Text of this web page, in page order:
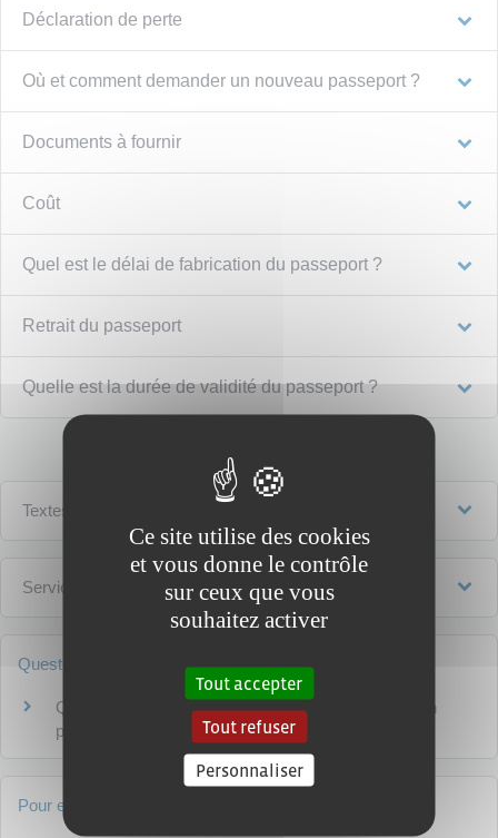
Déclaration de perte
Où et comment demander un nouveau passeport ?
Documents à fournir
Coût
Quel est le délai de fabrication du passeport ?
Retrait du passeport
Quelle est la durée de validité du passeport ?
Textes de référence
Services en ligne et formulaires
Questions ? Réponses !
Que faire si vous retrouvez une carte d'identité ou un
passeport déclaré perdu ou volé ?
Pour en savoir plus
Ce site utilise des cookies
et vous donne le contrôle
sur ceux que vous
souhaitez activer
Tout accepter
Tout refuser
Personnaliser